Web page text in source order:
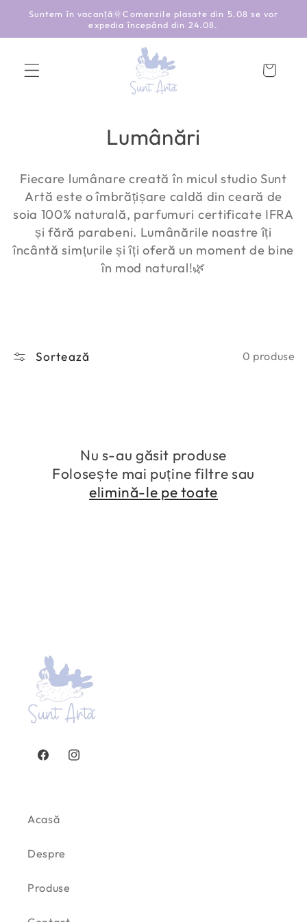
Salt la
Suntem în vacanță🌞Comenzile plasate din 5.08 se vor
expedia începând din 24.08.
Coș
C
l
e
c
ț
Lumânări
Fiecare lumânare creată în micul studio Sunt
Artă este o îmbrățișare caldă din ceară de
soia 100% naturală, parfumuri certificate IFRA
și fără parabeni. Lumânările noastre îți
încântă simțurile și îți oferă un moment de bine
în mod natural!🌿
Sortează 0 produse
Nu s-au găsit produse
Folosește mai puține filtre sau
elimină-le pe toate
FacebookInstagram
Acasă
Despre
Produse